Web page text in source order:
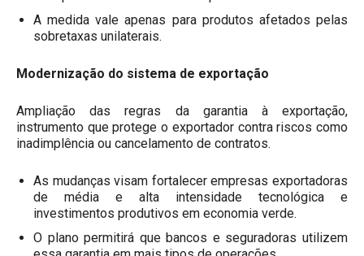
A medida vale apenas para produtos afetados pelas
sobretaxas unilaterais.
Modernização do sistema de exportação
Ampliação das regras da garantia à exportação,
instrumento que protege o exportador contra riscos como
inadimplência ou cancelamento de contratos.
As mudanças visam fortalecer empresas exportadoras
de média e alta intensidade tecnológica e
investimentos produtivos em economia verde.
O plano permitirá que bancos e seguradoras utilizem